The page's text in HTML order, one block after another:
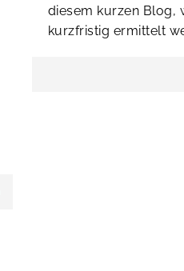
diesem kurzen Blog,
kurzfristig ermittelt